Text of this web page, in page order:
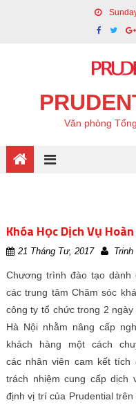
Văn phòng
Khóa Học Dịch Vụ
21 Tháng Tư, 2017 Trinh
Chương trình đào tạo
các trung tâm Chăm sóc
công ty tổ chức trong 2
Hà Nội nhằm nâng cấp
khách hàng một cách
các nhân viên cam kết tích
trách nhiệm cung cấp dịch
định vị trí của Prudential